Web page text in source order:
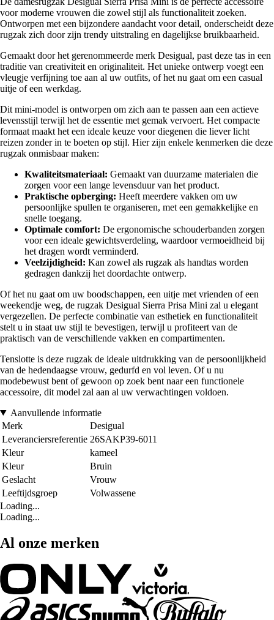
voor moderne vrouwen die zowel stijl als functionaliteit zoeken.
Ontworpen met een bijzondere aandacht voor detail, onderscheidt deze
rugzak zich door zijn trendy uitstraling en dagelijkse bruikbaarheid.
Gemaakt door het gerenommeerde merk Desigual, past deze tas in een
traditie van creativiteit en originaliteit. Het unieke ontwerp voegt een
vleugje verfijning toe aan al uw outfits, of het nu gaat om een casual
uitje of een werkdag.
Dit mini-model is ontworpen om zich aan te passen aan een actieve
levensstijl terwijl het de essentie met gemak vervoert. Het compacte
formaat maakt het een ideale keuze voor diegenen die liever licht
reizen zonder in te boeten op stijl. Hier zijn enkele kenmerken die deze
rugzak onmisbaar maken:
Kwaliteitsmateriaal: Gemaakt van duurzame materialen die
zorgen voor een lange levensduur van het product.
Praktische opberging: Heeft meerdere vakken om uw
persoonlijke spullen te organiseren, met een gemakkelijke en
snelle toegang.
Optimale comfort: De ergonomische schouderbanden zorgen
voor een ideale gewichtsverdeling, waardoor vermoeidheid bij
het dragen wordt verminderd.
Veelzijdigheid: Kan zowel als rugzak als handtas worden
gedragen dankzij het doordachte ontwerp.
Of het nu gaat om uw boodschappen, een uitje met vrienden of een
weekendje weg, de rugzak Desigual Sierra Prisa Mini zal u elegant
vergezellen. De perfecte combinatie van esthetiek en functionaliteit
stelt u in staat uw stijl te bevestigen, terwijl u profiteert van de
praktisch van de verschillende vakken en compartimenten.
Tenslotte is deze rugzak de ideale uitdrukking van de persoonlijkheid
van de hedendaagse vrouw, gedurfd en vol leven. Of u nu
modebewust bent of gewoon op zoek bent naar een functionele
accessoire, dit model zal aan al uw verwachtingen voldoen.
Aanvullende informatie
Merk
Desigual
Leveranciersreferentie 26SAKP39-6011
Kleur
kameel
Kleur
Bruin
Geslacht
Vrouw
Leeftijdsgroep
Volwassene
Loading...
Loading...
Al onze merken